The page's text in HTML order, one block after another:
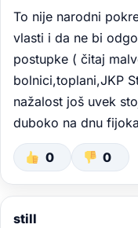
To nije narodni
vlasti i da ne bi
postupke ( čitaj
bolnici,toplani,JKP
nažalost još uvek
duboko na dnu
0 0
still